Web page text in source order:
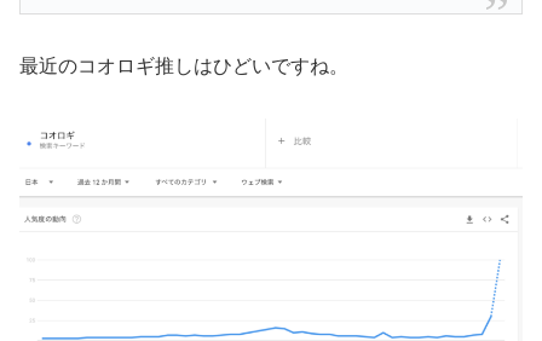
最近のコオロギ推しはひどいですね。